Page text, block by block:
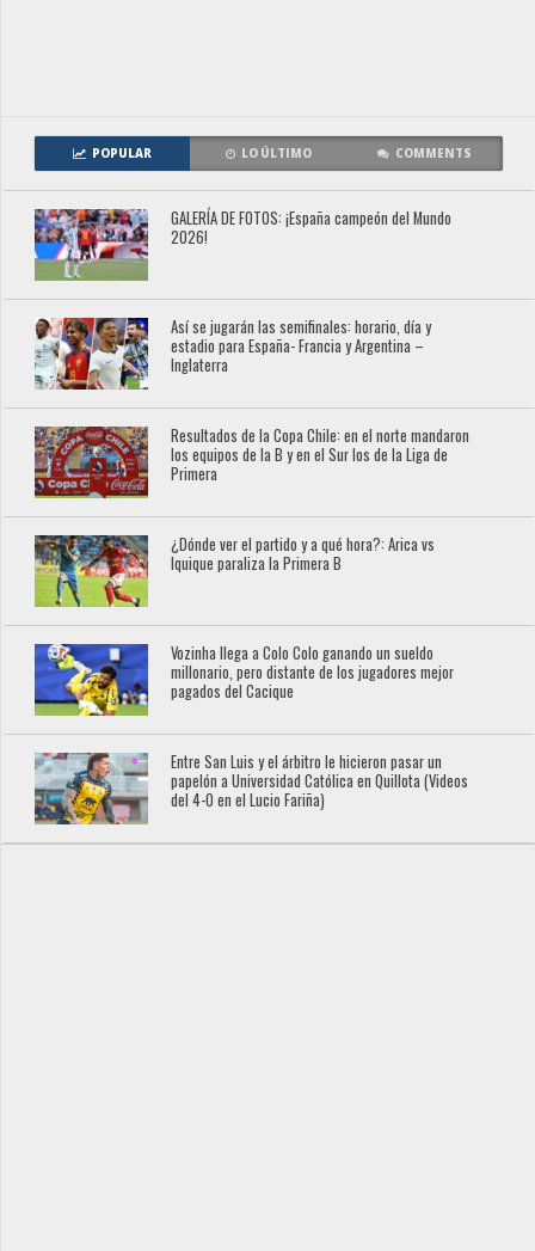
POPULAR LO ÚLTIMO COMMENTS
GALERÍA DE FOTOS: ¡España campeón del Mundo
2026!
Así se jugarán las semifinales: horario, día y
estadio para España- Francia y Argentina –
Inglaterra
Resultados de la Copa Chile: en el norte mandaron
los equipos de la B y en el Sur los de la Liga de
Primera
¿Dónde ver el partido y a qué hora?: Arica vs
Iquique paraliza la Primera B
Vozinha llega a Colo Colo ganando un sueldo
millonario, pero distante de los jugadores mejor
pagados del Cacique
Entre San Luis y el árbitro le hicieron pasar un
papelón a Universidad Católica en Quillota (Videos
del 4-0 en el Lucio Fariña)